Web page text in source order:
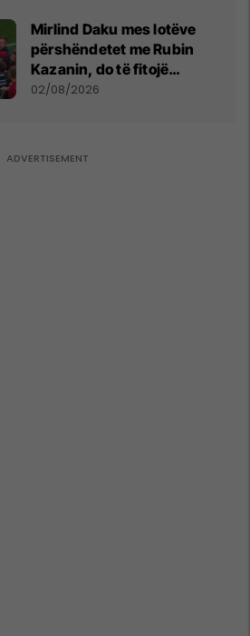
Mirlind Daku mes lotëve
përshëndetet me Rubin
Kazanin, do të fitojë
miliona te Spartak Moska
02/08/2026